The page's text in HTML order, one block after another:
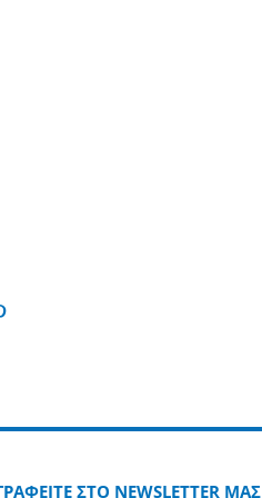
ΣΤΟ NEWSLETTER ΜΑΣ